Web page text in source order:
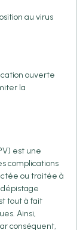
au virus
ouverte
la
est une
complications
ou traitée à
tout à fait
Ainsi,
conséquent,